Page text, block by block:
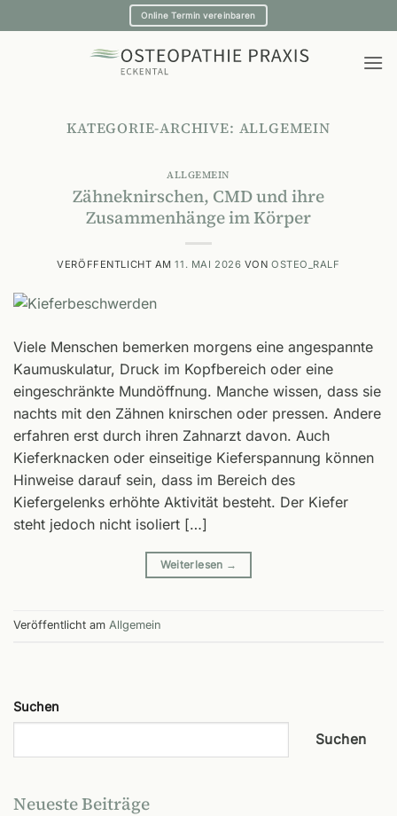
Inhalt
Online Termin vereinbaren
KATEGORIE-ARCHIVE: ALLGEMEIN
ALLGEMEIN
Zähneknirschen, CMD und ihre
Zusammenhänge im Körper
VERÖFFENTLICHT AM11. MAI 2026 VONOSTEO_RALF
Viele Menschen bemerken morgens eine angespannte
Kaumuskulatur, Druck im Kopfbereich oder eine
eingeschränkte Mundöffnung. Manche wissen, dass sie
nachts mit den Zähnen knirschen oder pressen. Andere
erfahren erst durch ihren Zahnarzt davon. Auch
Kieferknacken oder einseitige Kieferspannung können
Hinweise darauf sein, dass im Bereich des
Kiefergelenks erhöhte Aktivität besteht. Der Kiefer
steht jedoch nicht isoliert […]
Weiterlesen →
Veröffentlicht am Allgemein
Suchen
Suchen
Neueste Beiträge